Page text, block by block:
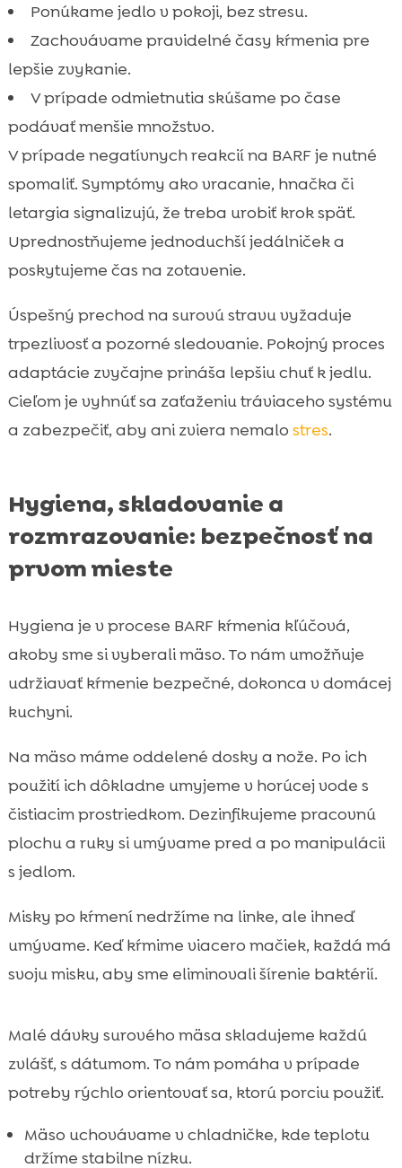
Ponúkame jedlo v pokoji, bez stresu.
Zachovávame pravidelné časy kŕmenia pre
lepšie zvykanie.
V prípade odmietnutia skúšame po čase
podávať menšie množstvo.
V prípade negatívnych reakcií na BARF je nutné
spomaliť. Symptómy ako vracanie, hnačka či
letargia signalizujú, že treba urobiť krok späť.
Uprednostňujeme jednoduchší jedálniček a
poskytujeme čas na zotavenie.
Úspešný prechod na surovú stravu vyžaduje
trpezlivosť a pozorné sledovanie. Pokojný proces
adaptácie zvyčajne prináša lepšiu chuť k jedlu.
Cieľom je vyhnúť sa zaťaženiu tráviaceho systému
a zabezpečiť, aby ani zviera nemalo stres.
Hygiena, skladovanie a
rozmrazovanie: bezpečnosť na
prvom mieste
Hygiena je v procese BARF kŕmenia kľúčová,
akoby sme si vyberali mäso. To nám umožňuje
udržiavať kŕmenie bezpečné, dokonca v domácej
kuchyni.
Na mäso máme oddelené dosky a nože. Po ich
použití ich dôkladne umyjeme v horúcej vode s
čistiacim prostriedkom. Dezinfikujeme pracovnú
plochu a ruky si umývame pred a po manipulácii
s jedlom.
Misky po kŕmení nedržíme na linke, ale ihneď
umývame. Keď kŕmime viacero mačiek, každá má
svoju misku, aby sme eliminovali šírenie baktérií.
Malé dávky surového mäsa skladujeme každú
zvlášť, s dátumom. To nám pomáha v prípade
potreby rýchlo orientovať sa, ktorú porciu použiť.
Mäso uchovávame v chladničke, kde teplotu
držíme stabilne nízku.